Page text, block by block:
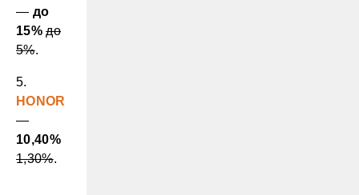
— до
15% до
5%.
5.
HONOR
—
10,40%
1,30%.